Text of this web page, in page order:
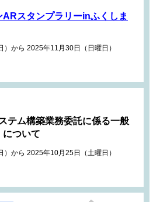
スタンプラリーinふくしま
から 2025年11月30日（日曜日）
テム構築業務委託に係る一般
について
から 2025年10月25日（土曜日）